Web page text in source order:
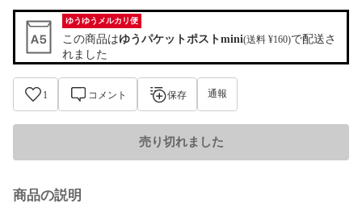
ゆうゆうメルカリ便
この商品はゆうパケットポストmini(送料 ¥160)で配送さ
れました
1 コメント 保存 通報
売り切れました
商品の説明